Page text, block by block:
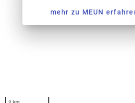
mehr zu MEUN